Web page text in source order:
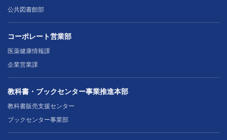
公共図書館部
コーポレート営業部
医薬健康情報課
企業営業課
教科書・ブックセンター事業推進本部
教科書販売支援センター
ブックセンター事業部